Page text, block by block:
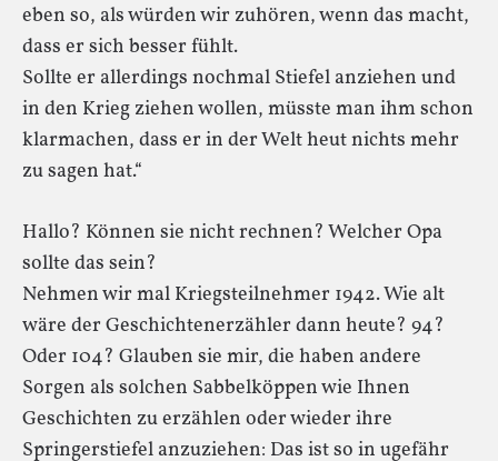
eben so, als würden wir zuhören, wenn das macht,
dass er sich besser fühlt.
Sollte er allerdings nochmal Stiefel anziehen und
in den Krieg ziehen wollen, müsste man ihm schon
klarmachen, dass er in der Welt heut nichts mehr
zu sagen hat.“
Hallo? Können sie nicht rechnen? Welcher Opa
sollte das sein?
Nehmen wir mal Kriegsteilnehmer 1942. Wie alt
wäre der Geschichtenerzähler dann heute? 94?
Oder 104? Glauben sie mir, die haben andere
Sorgen als solchen Sabbelköppen wie Ihnen
Geschichten zu erzählen oder wieder ihre
Springerstiefel anzuziehen: Das ist so in ugefähr